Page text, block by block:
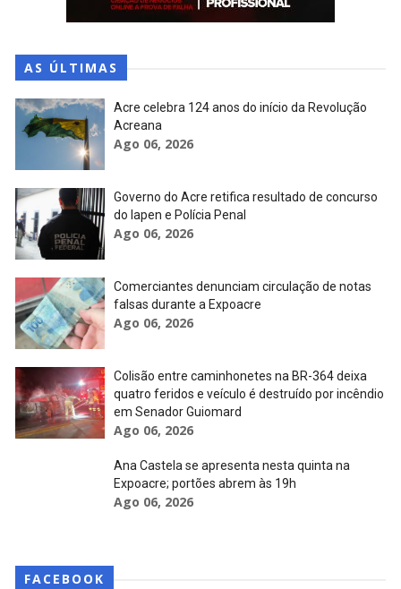
AS ÚLTIMAS
Acre celebra 124 anos do início da Revolução
Acreana
Ago 06, 2026
Governo do Acre retifica resultado de concurso
do Iapen e Polícia Penal
Ago 06, 2026
Comerciantes denunciam circulação de notas
falsas durante a Expoacre
Ago 06, 2026
Colisão entre caminhonetes na BR-364 deixa
quatro feridos e veículo é destruído por incêndio
em Senador Guiomard
Ago 06, 2026
Ana Castela se apresenta nesta quinta na
Expoacre; portões abrem às 19h
Ago 06, 2026
FACEBOOK